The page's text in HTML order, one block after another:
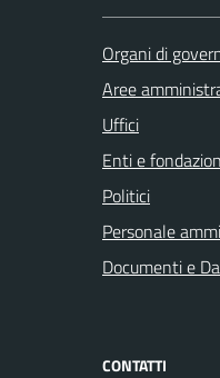
Organi di
Aree
Uffici
Enti e
Politici
Personale
Documenti e
CONTATTI